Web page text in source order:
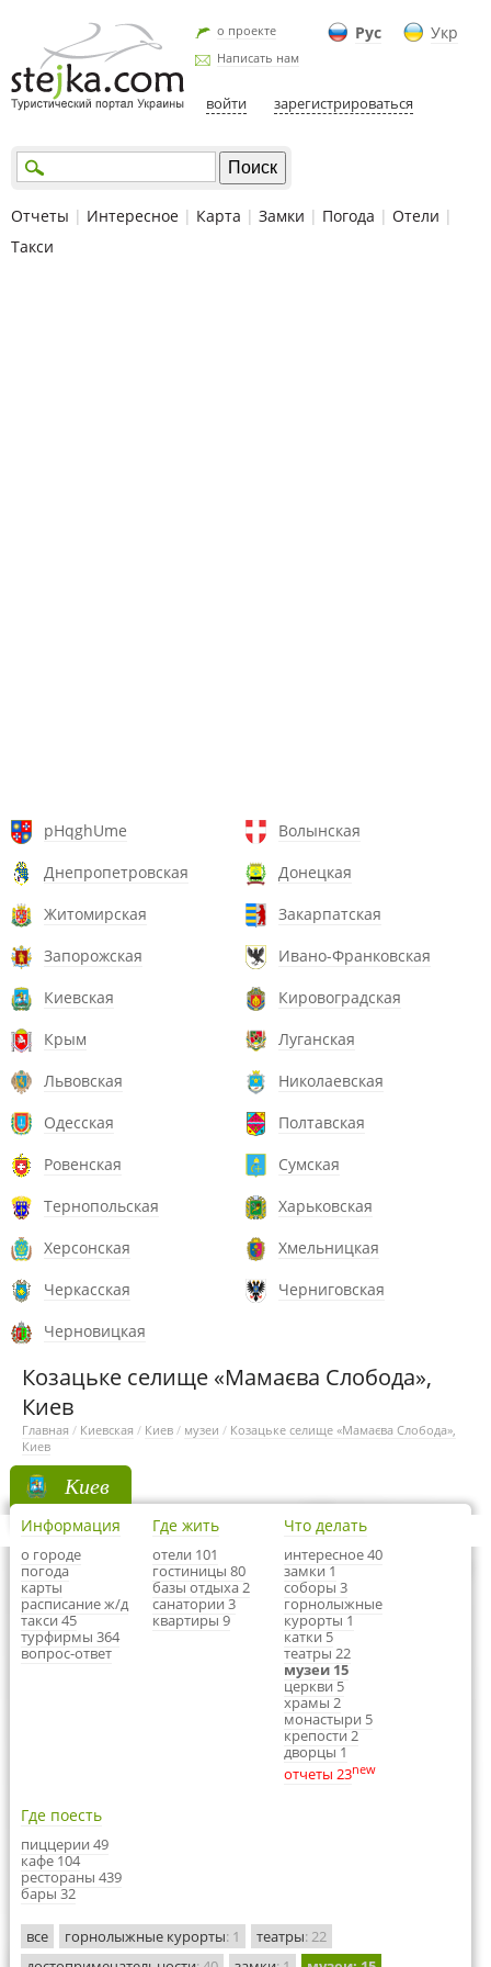
Рус Укр
о проекте
Написать нам
войти зарегистрироваться
Отчеты | Интересное | Карта | Замки | Погода | Отели |
Такси
pHqghUme
Волынская
Днепропетровская
Донецкая
Житомирская
Закарпатская
Запорожская
Ивано-Франковская
Киевская
Кировоградская
Крым
Луганская
Львовская
Николаевская
Одесская
Полтавская
Ровенская
Сумская
Тернопольская
Харьковская
Херсонская
Хмельницкая
Черкасская
Черниговская
Черновицкая
Козацьке селище «Мамаєва Слобода»,
Киев
Главная / Киевская / Киев / музеи / Козацьке селище «Мамаєва Слобода»,
Киев
Киев
Информация
о городе
погода
карты
расписание ж/д
такси 45
турфирмы 364
вопрос-ответ
Где жить
отели 101
гостиницы 80
базы отдыха 2
санатории 3
квартиры 9
Что делать
интересное 40
замки 1
соборы 3
горнолыжные
курорты 1
катки 5
театры 22
музеи 15
церкви 5
храмы 2
монастыри 5
крепости 2
дворцы 1
отчеты 23new
Где поесть
пиццерии 49
кафе 104
рестораны 439
бары 32
все горнолыжные курорты: 1 театры: 22